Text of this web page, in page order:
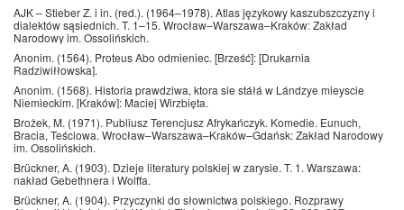
AJK – Stieber Z. i in. (red.). (1964–1978). Atlas językowy kaszubszczyzny i
dialektów sąsiednich. T. 1–15. Wrocław–Warszawa–Kraków: Zakład
Narodowy im. Ossolińskich.
Anonim. (1564). Proteus Abo odmieniec. [Brześć]: [Drukarnia
Radziwiłłowska].
Anonim. (1568). Historia prawdziwa, ktora sie stáłá w Lándzye mieyscie
Niemieckim. [Kraków]: Maciej Wirzbięta.
Brożek, M. (1971). Publiusz Terencjusz Afrykańczyk. Komedie. Eunuch,
Bracia, Teściowa. Wrocław–Warszawa–Kraków–Gdańsk: Zakład Narodowy
im. Ossolińskich.
Brückner, A. (1903). Dzieje literatury polskiej w zarysie. T. 1. Warszawa:
nakład Gebethnera i Wolffa.
Brückner, A. (1904). Przyczynki do słownictwa polskiego. Rozprawy